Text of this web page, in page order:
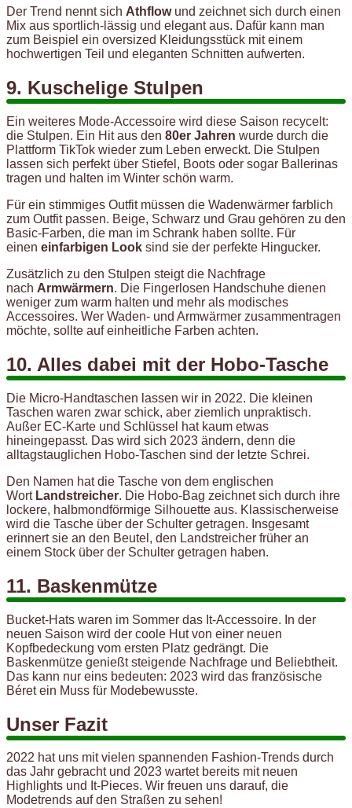
Der Trend nennt sich Athflowund zeichnet sich durch einen
Mix aus sportlich-lässig und elegant aus. Dafür kann man
zum Beispiel ein oversized Kleidungsstück mit einem
hochwertigen Teil und eleganten Schnitten aufwerten.
9. Kuschelige Stulpen
Ein weiteres Mode-Accessoire wird diese Saison recycelt:
die Stulpen. Ein Hit aus den 80er Jahren wurde durch die
Plattform TikTok wieder zum Leben erweckt. Die Stulpen
lassen sich perfekt über Stiefel, Boots oder sogar Ballerinas
tragen und halten im Winter schön warm.
Für ein stimmiges Outfit müssen die Wadenwärmer farblich
zum Outfit passen. Beige, Schwarz und Grau gehören zu den
Basic-Farben, die man im Schrank haben sollte. Für
einen einfarbigen Look sind sie der perfekte Hingucker.
Zusätzlich zu den Stulpen steigt die Nachfrage
nach Armwärmern. Die Fingerlosen Handschuhe dienen
weniger zum warm halten und mehr als modisches
Accessoires. Wer Waden- und Armwärmer zusammentragen
möchte, sollte auf einheitliche Farben achten.
10. Alles dabei mit der Hobo-Tasche
Die Micro-Handtaschen lassen wir in 2022. Die kleinen
Taschen waren zwar schick, aber ziemlich unpraktisch.
Außer EC-Karte und Schlüssel hat kaum etwas
hineingepasst. Das wird sich 2023 ändern, denn die
alltagstauglichen Hobo-Taschen sind der letzte Schrei.
Den Namen hat die Tasche von dem englischen
Wort Landstreicher. Die Hobo-Bag zeichnet sich durch ihre
lockere, halbmondförmige Silhouette aus. Klassischerweise
wird die Tasche über der Schulter getragen. Insgesamt
erinnert sie an den Beutel, den Landstreicher früher an
einem Stock über der Schulter getragen haben.
11. Baskenmütze
Bucket-Hats waren im Sommer das It-Accessoire. In der
neuen Saison wird der coole Hut von einer neuen
Kopfbedeckung vom ersten Platz gedrängt. Die
Baskenmütze genießt steigende Nachfrage und Beliebtheit.
Das kann nur eins bedeuten: 2023 wird das französische
Béret ein Muss für Modebewusste.
Unser Fazit
2022 hat uns mit vielen spannenden Fashion-Trends durch
das Jahr gebracht und 2023 wartet bereits mit neuen
Highlights und It-Pieces. Wir freuen uns darauf, die
Modetrends auf den Straßen zu sehen!